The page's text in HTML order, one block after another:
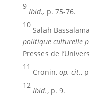
9
Ibid., p. 75-76.
10
Salah
politique culturelle
Presses de
11
Cronin, op. cit.,
12
Ibid., p. 9.